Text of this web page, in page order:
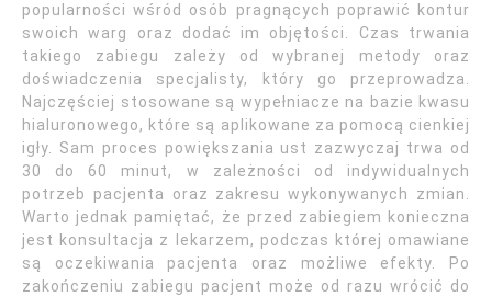
popularności wśród osób pragnących poprawić kontur
swoich warg oraz dodać im objętości. Czas trwania
takiego zabiegu zależy od wybranej metody oraz
doświadczenia specjalisty, który go przeprowadza.
Najczęściej stosowane są wypełniacze na bazie kwasu
hialuronowego, które są aplikowane za pomocą cienkiej
igły. Sam proces powiększania ust zazwyczaj trwa od
30 do 60 minut, w zależności od indywidualnych
potrzeb pacjenta oraz zakresu wykonywanych zmian.
Warto jednak pamiętać, że przed zabiegiem konieczna
jest konsultacja z lekarzem, podczas której omawiane
są oczekiwania pacjenta oraz możliwe efekty. Po
zakończeniu zabiegu pacjent może od razu wrócić do